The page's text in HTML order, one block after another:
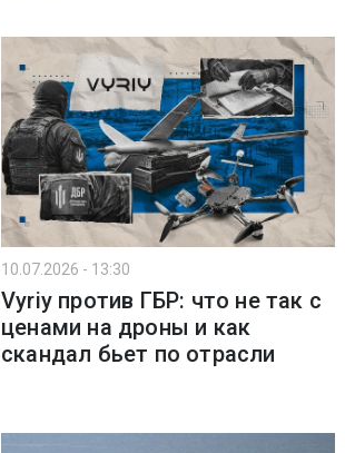
10.07.2026 - 13:30
Vyriy против ГБР: что не так с
ценами на дроны и как
скандал бьет по отрасли